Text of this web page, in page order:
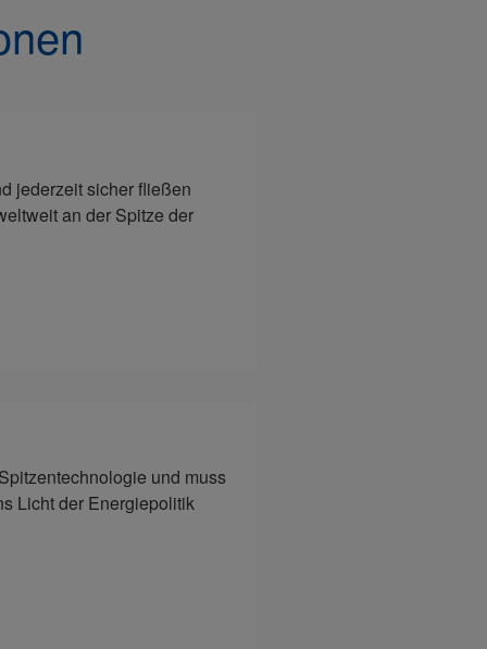
jederzeit sicher fließen
an der Spitze der
und muss
Licht der Energiepolitik